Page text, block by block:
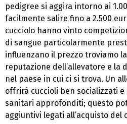
pedigree si aggira intorno ai
facilmente salire fino a 2.500
cucciolo hanno vinto
di sangue particolarmente
influenzano il prezzo troviamo
reputazione dell’allevatore e la
nel paese in cui ci si trova. Un
offrirà cuccioli ben socializzati
sanitari approfonditi; questo
aggiuntivi legati all’acquisto del